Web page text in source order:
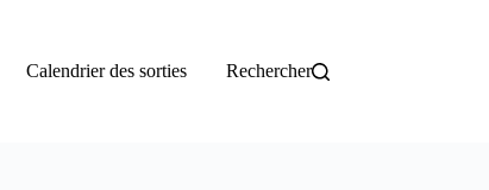
Calendrier des sorties Rechercher